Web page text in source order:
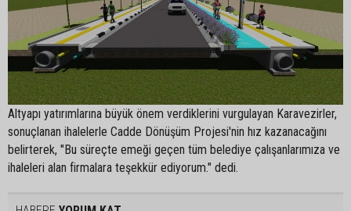
Altyapı yatırımlarına büyük önem verdiklerini vurgulayan Karavezirler,
sonuçlanan ihalelerle Cadde Dönüşüm Projesi'nin hız kazanacağını
belirterek, "Bu süreçte emeği geçen tüm belediye çalışanlarımıza ve
ihaleleri alan firmalara teşekkür ediyorum." dedi.